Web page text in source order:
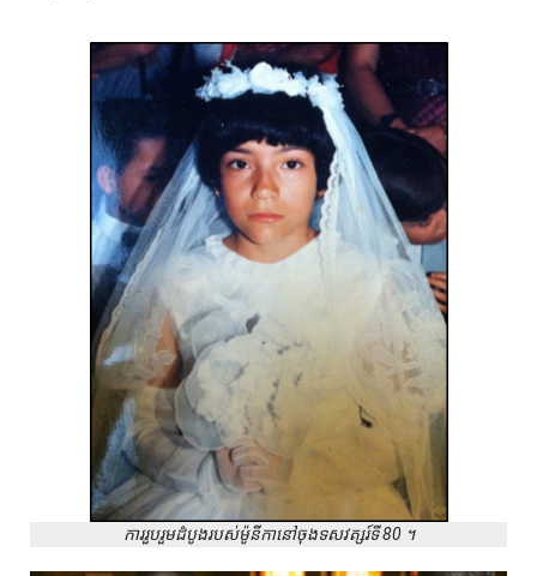
ការរួបរួមដំបូងរបស់ម៉ូនីកានៅចុងទសវត្សរ៍ទី 80 ។